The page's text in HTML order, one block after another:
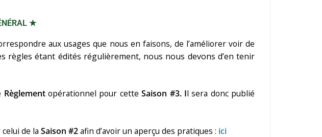
★
aux usages que nous en faisons, de l’améliorer voir de
règles étant édités régulièrement, nous nous devons d’en tenir
Règlementopérationnel pour cetteSaison #3. Il sera donc publié
de la Saison #2afin d’avoir un aperçu des pratiques : ici